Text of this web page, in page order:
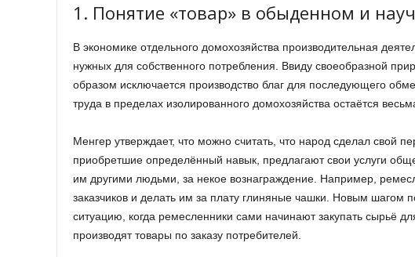
1. Понятие «товар» в обыденном и
В экономике отдельного домохозяйства производительная
нужных для собственного потребления. Ввиду своеобразной
образом исключается производство благ для последующего
труда в пределах изолированного домохозяйства остаётся
Менгер утверждает, что можно считать, что народ сделал свой
приобретшие определённый навык, предлагают свои услуги
им другими людьми, за некое вознаграждение. Например,
заказчиков и делать им за плату глиняные чашки. Новым шагом
ситуацию, когда ремесленники сами начинают закупать сырьё
производят товары по заказу потребителей.